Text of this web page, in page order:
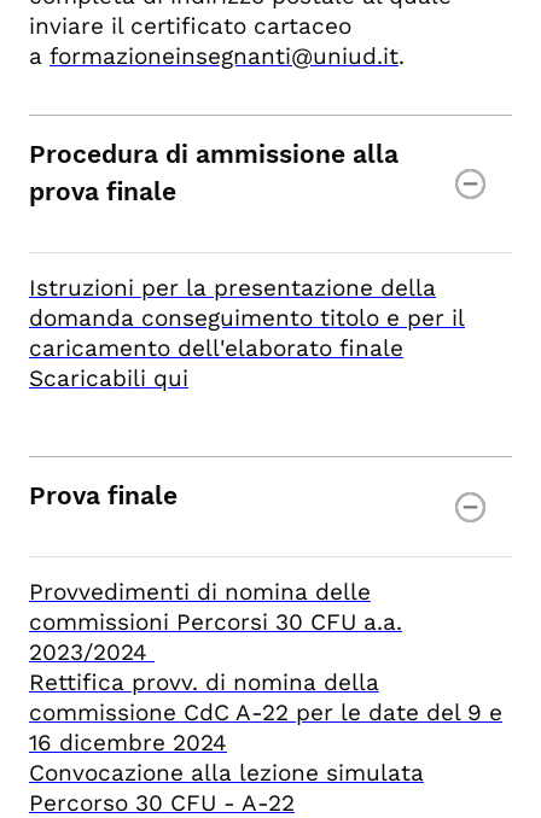
inviare il certificato cartaceo
a formazioneinsegnanti@uniud.it.
Procedura di ammissione alla
prova finale
Istruzioni per la presentazione della
domanda conseguimento titolo e per il
caricamento dell'elaborato finale
Scaricabili qui
Prova finale
Provvedimenti di nomina delle
commissioni Percorsi 30 CFU a.a.
2023/2024
Rettifica provv. di nomina della
commissione CdC A-22 per le date del 9 e
16 dicembre 2024
Convocazione alla lezione simulata
Percorso 30 CFU - A-22